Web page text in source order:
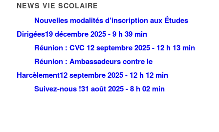
NEWS VIE SCOLAIRE
Nouvelles modalités d’inscription aux Études
Dirigées19 décembre 2025 - 9 h 39 min
Réunion : CVC 12 septembre 2025 - 12 h 13 min
Réunion : Ambassadeurs contre le
Harcèlement12 septembre 2025 - 12 h 12 min
Suivez-nous !31 août 2025 - 8 h 02 min